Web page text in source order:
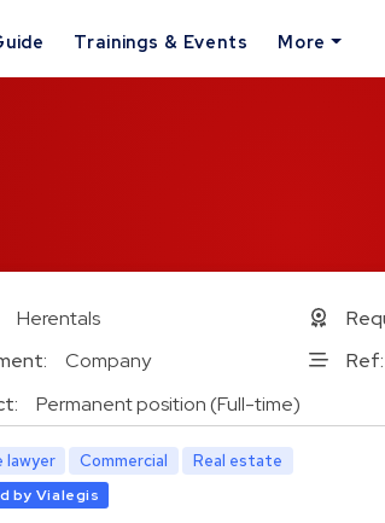
Trainings & Events More
Herentals
Company Ref:
Permanent position (Full-time)
lawyer Commercial Real estate
by Vialegis